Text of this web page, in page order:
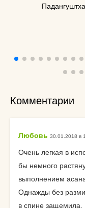
Комментарии
Любовь 30.01.2018 в
Очень легкая в
бы немного
выполнением
Однажды без
в спине защемила,